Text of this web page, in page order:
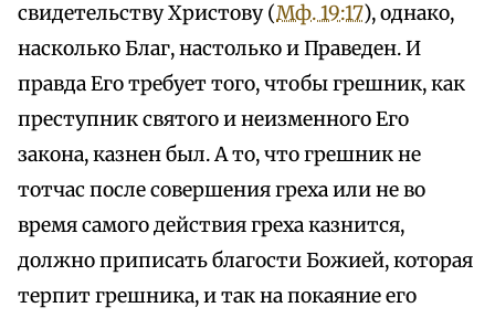
свидетельству Христову (Мф. 19:17), однако,
насколько Благ, настолько и Праведен. И
правда Его требует того, чтобы грешник, как
преступник святого и неизменного Его
закона, казнен был. А то, что грешник не
тотчас после совершения греха или не во
время самого действия греха казнится,
должно приписать благости Божией, которая
терпит грешника, и так на покаяние его